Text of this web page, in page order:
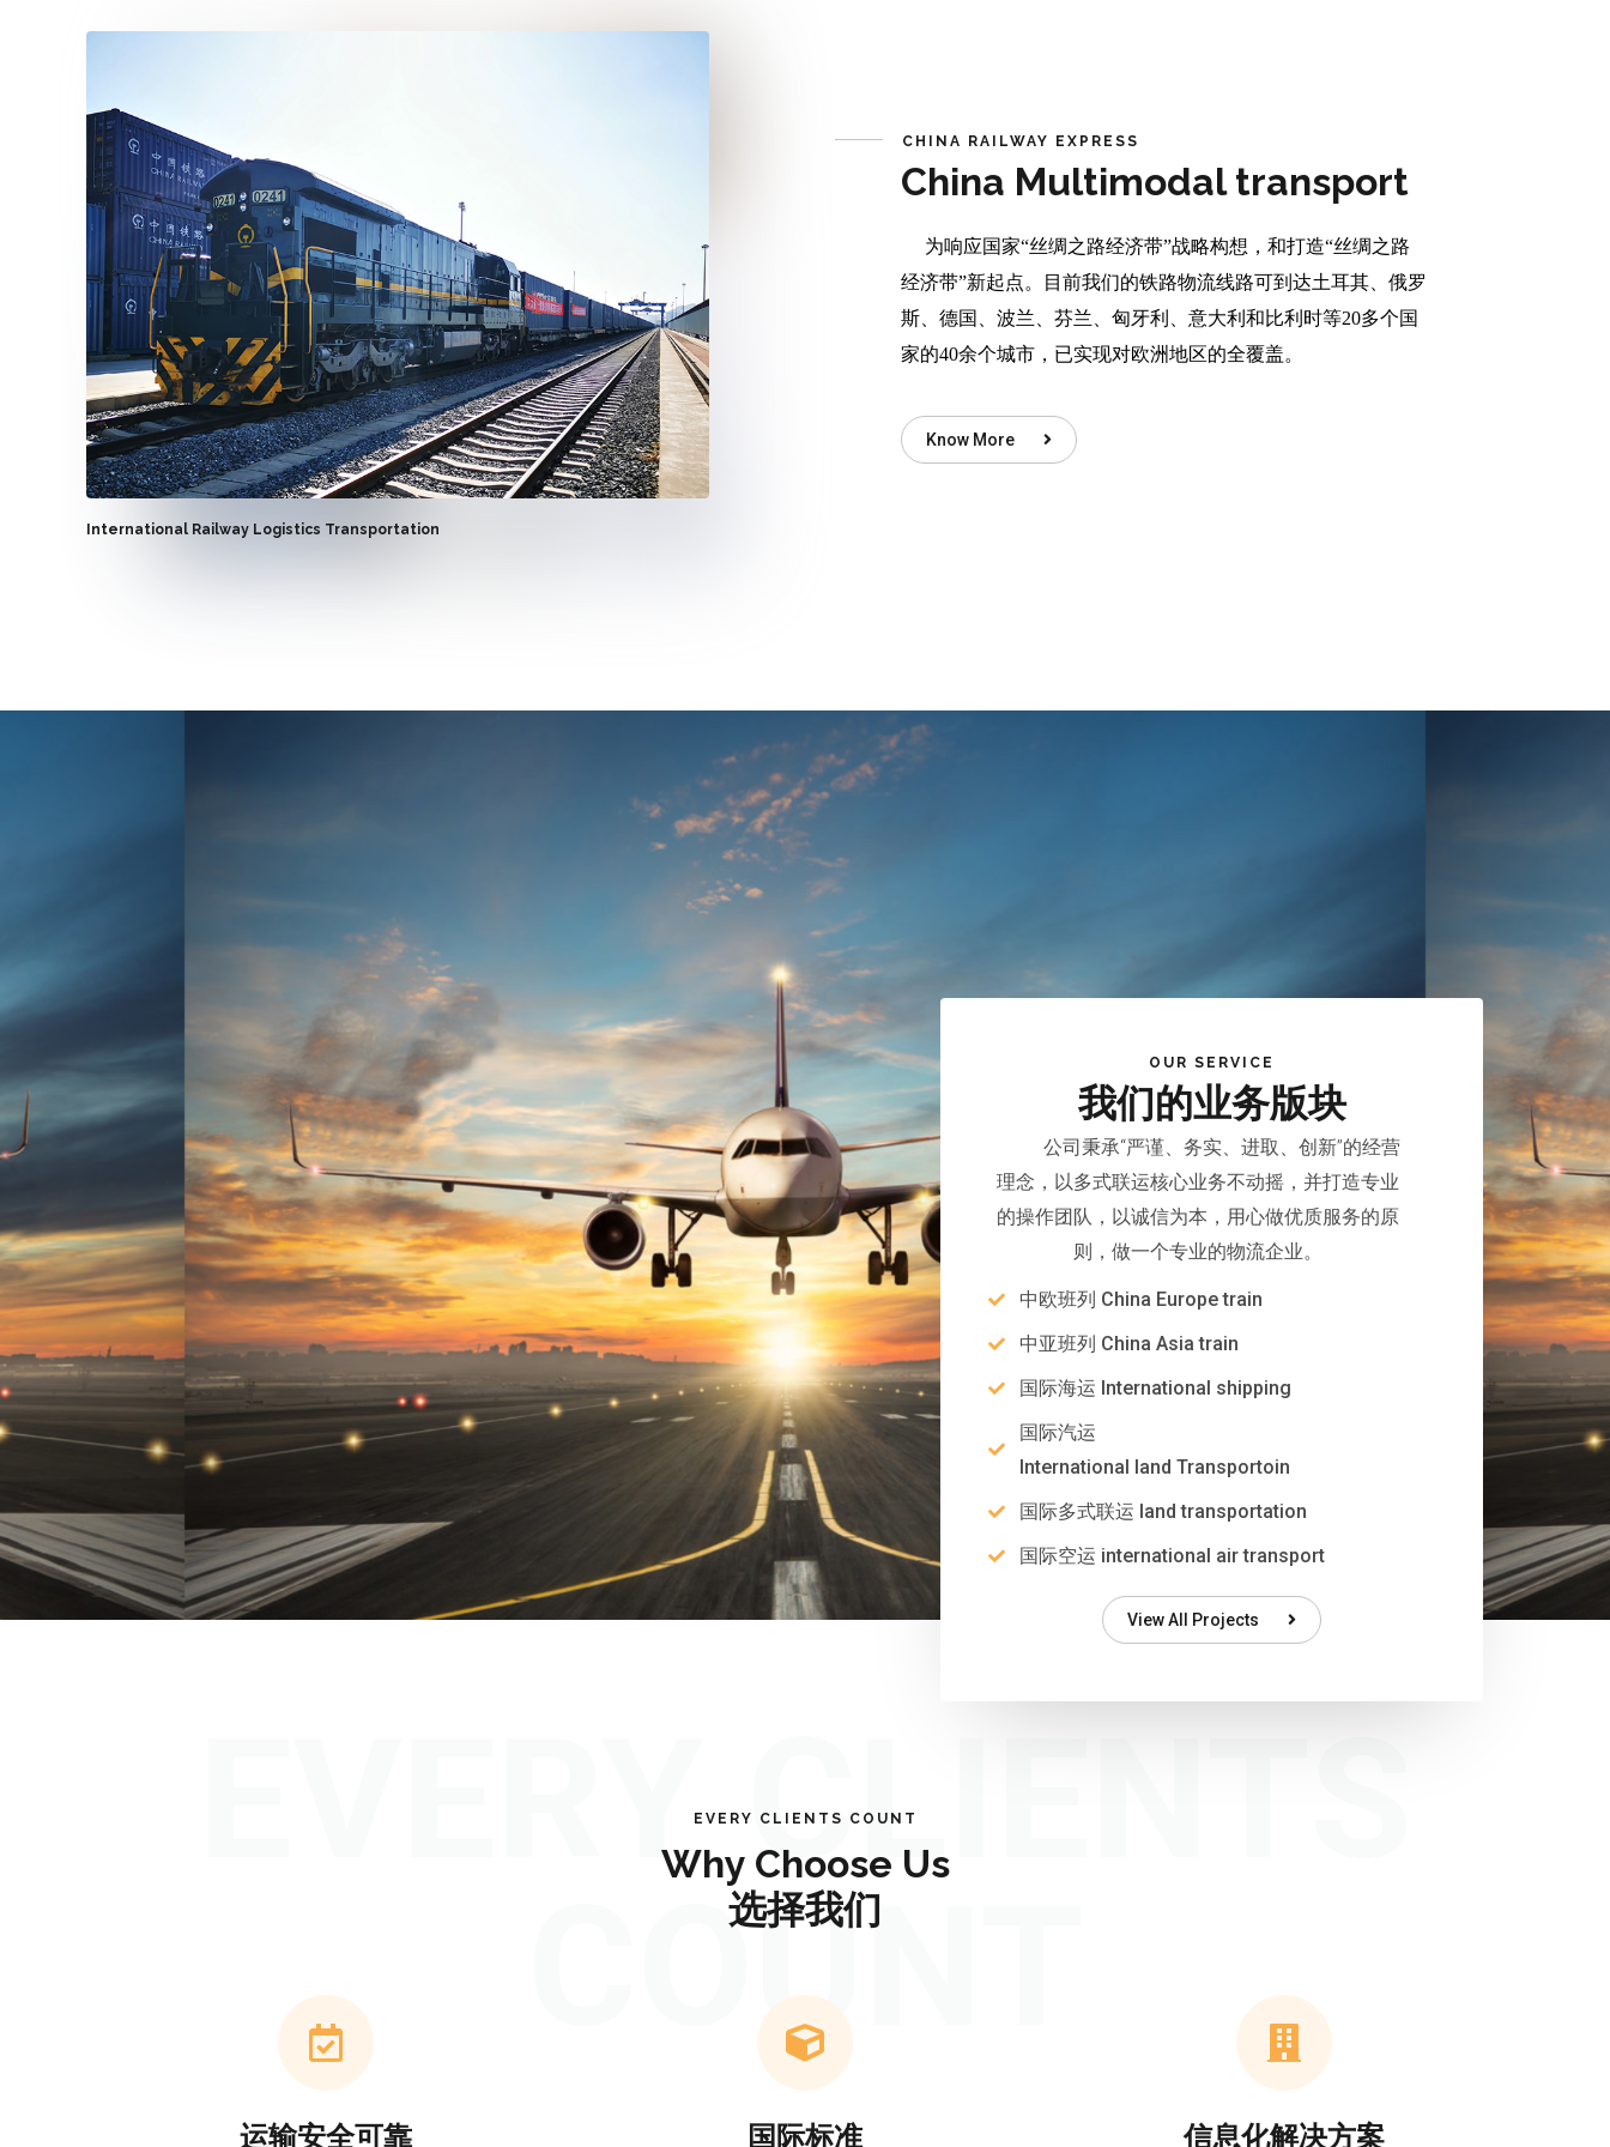
International Railway Logistics Transportation
CHINA RAILWAY EXPRESS
China Multimodal transport
为响应国家“丝绸之路经济带”战略构想，和打造“丝绸之路
经济带”新起点。目前我们的铁路物流线路可到达土耳其、俄罗
斯、德国、波兰、芬兰、匈牙利、意大利和比利时等20多个国
家的40余个城市，已实现对欧洲地区的全覆盖。
Know More
OUR SERVICE
我们的业务版块
公司秉承“严谨、务实、进取、创新”的经营
理念，以多式联运核心业务不动摇，并打造专业
的操作团队，以诚信为本，用心做优质服务的原
则，做一个专业的物流企业。
中欧班列 China Europe train
中亚班列 China Asia train
国际海运 International shipping
国际汽运
International land Transportoin
国际多式联运 land transportation
国际空运 international air transport
View All Projects
EVERY CLIENTS
COUNT
EVERY CLIENTS COUNT
Why Choose Us
选择我们
运输安全可靠 国际标准 信息化解决方案